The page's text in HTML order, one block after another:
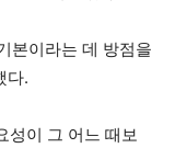
본이라는 데 방점을
다.
성이 그 어느 때보